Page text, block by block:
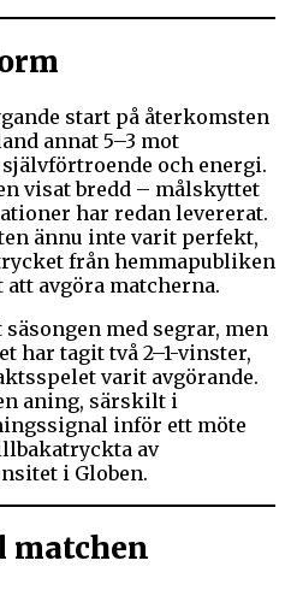
start på återkomsten
annat 5–3 mot
och energi.
visat bredd – målskyttet
har redan levererat.
ännu inte varit perfekt,
från hemmapubliken
avgöra matcherna.
med segrar, men
har tagit två 2–1-vinster,
varit avgörande.
aning, särskilt i
inför ett möte
av
i Globen.
matchen